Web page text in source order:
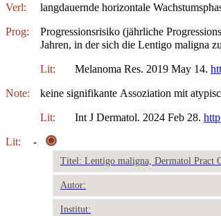
Verl: langdauernde horizontale
Prog:
Progressionsrisiko (jährliche
Jahren, in der sich die Lentigo maligna
Lit: Melanoma Res. 2019 May 14.
Note: keine signifikante Assoziation mit
Lit: Int J Dermatol. 2024 Feb 28.
Lit: -
Titel: Lentigo maligna, Dermatol Pract
Autor:
Institut: